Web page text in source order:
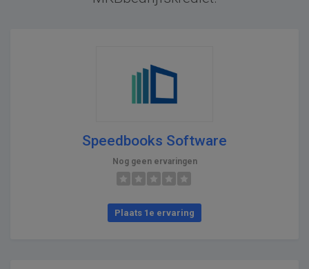
Speedbooks Software
Nog geen ervaringen
Plaats 1e ervaring